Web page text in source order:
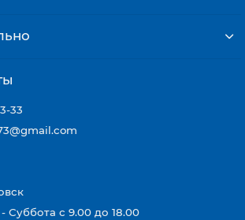
33
Суббота с 9.00 до 18.00